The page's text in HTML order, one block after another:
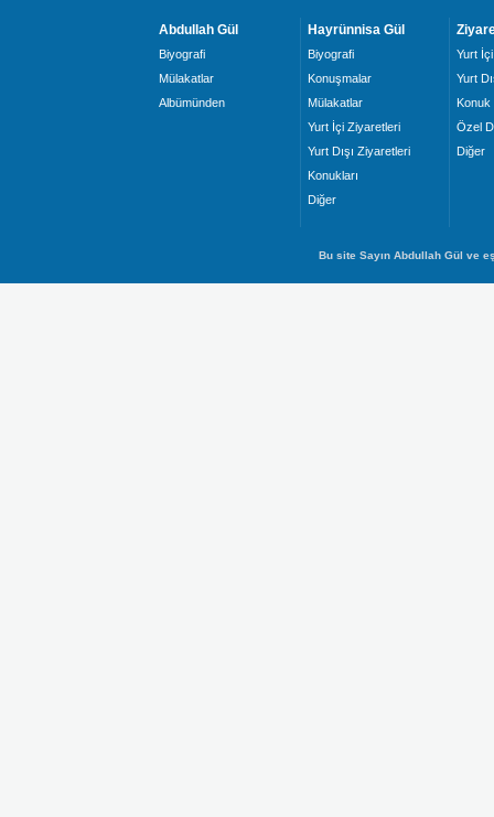
Abdullah Gül
Biyografi
Mülakatlar
Albümünden
Hayrünnisa Gül
Biyografi
Konuşmalar
Mülakatlar
Yurt İçi Ziyaretleri
Yurt Dışı Ziyaretleri
Konukları
Diğer
Yurt İçi
Yurt
Konuk
Özel
Diğer
Bu site Sayın Abdullah Gül ve